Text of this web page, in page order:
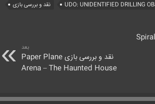
UDO: UNIDENTIFIED DRILLING نقد و بررسی بازی
بعد
نقد و بررسی بازی Paper Plane
Arena – The Haunted House